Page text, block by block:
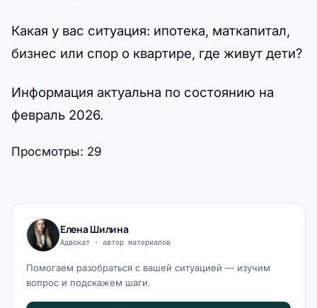
Какая у вас ситуация: ипотека, маткапитал,
бизнес или спор о квартире, где живут дети?
Информация актуальна по состоянию на
февраль 2026.
Просмотры: 29
Елена Шилина
Адвокат · автор материалов
Помогаем разобраться с вашей ситуацией — изучим
вопрос и подскажем шаги.